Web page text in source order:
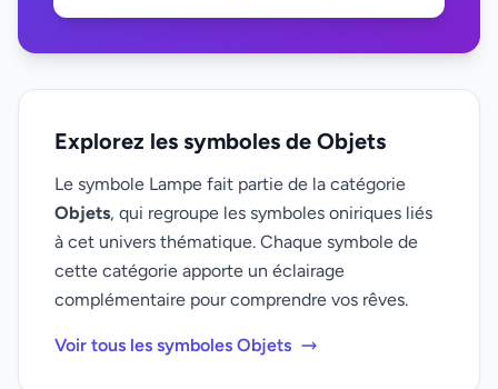
Explorez les symboles de Objets
Le symbole Lampe fait partie de la catégorie
Objets, qui regroupe les symboles oniriques liés
à cet univers thématique. Chaque symbole de
cette catégorie apporte un éclairage
complémentaire pour comprendre vos rêves.
Voir tous les symboles Objets